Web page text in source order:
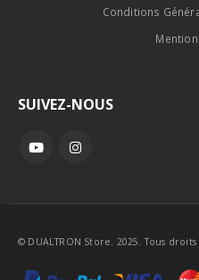
Conditions
SUIVEZ-NOUS
© DUALTRON Store. 2025. Tous